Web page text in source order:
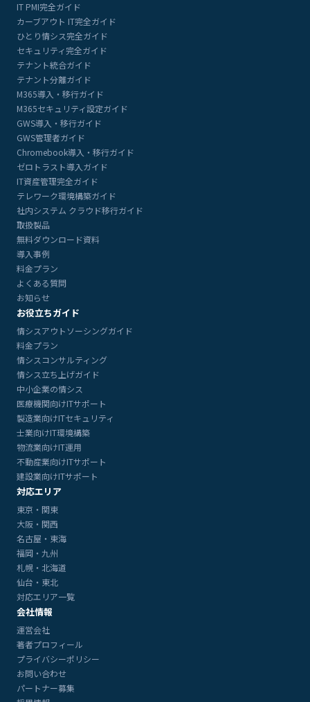
IT PMI完全ガイド
カーブアウト IT完全ガイド
ひとり情シス完全ガイド
セキュリティ完全ガイド
テナント統合ガイド
テナント分離ガイド
M365導入・移行ガイド
M365セキュリティ設定ガイド
GWS導入・移行ガイド
GWS管理者ガイド
Chromebook導入・移行ガイド
ゼロトラスト導入ガイド
IT資産管理完全ガイド
テレワーク環境構築ガイド
社内システム クラウド移行ガイド
取扱製品
無料ダウンロード資料
導入事例
料金プラン
よくある質問
お知らせ
お役立ちガイド
情シスアウトソーシングガイド
料金プラン
情シスコンサルティング
情シス立ち上げガイド
中小企業の情シス
医療機関向けITサポート
製造業向けITセキュリティ
士業向けIT環境構築
物流業向けIT運用
不動産業向けITサポート
建設業向けITサポート
対応エリア
東京・関東
大阪・関西
名古屋・東海
福岡・九州
札幌・北海道
仙台・東北
対応エリア一覧
会社情報
運営会社
著者プロフィール
プライバシーポリシー
お問い合わせ
パートナー募集